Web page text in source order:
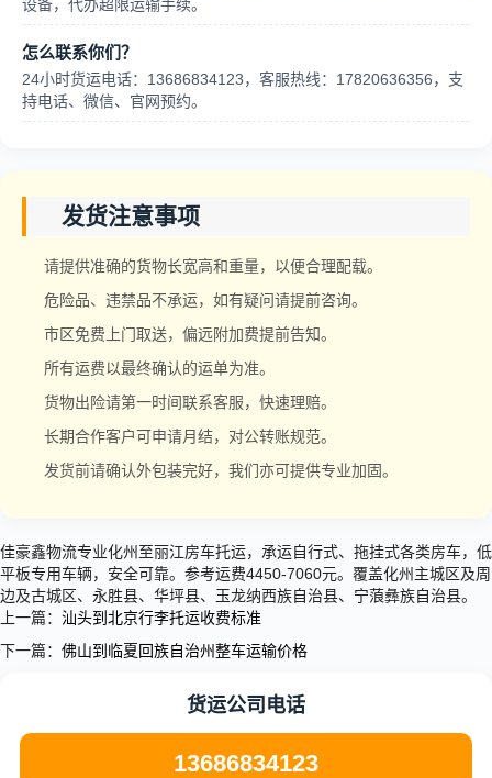
设备，代办超限运输手续。
怎么联系你们？
24小时货运电话：13686834123，客服热线：17820636356，支
持电话、微信、官网预约。
发货注意事项
请提供准确的货物长宽高和重量，以便合理配载。
危险品、违禁品不承运，如有疑问请提前咨询。
市区免费上门取送，偏远附加费提前告知。
所有运费以最终确认的运单为准。
货物出险请第一时间联系客服，快速理赔。
长期合作客户可申请月结，对公转账规范。
发货前请确认外包装完好，我们亦可提供专业加固。
佳豪鑫物流专业化州至丽江房车托运，承运自行式、拖挂式各类房车，低
平板专用车辆，安全可靠。参考运费4450-7060元。覆盖化州主城区及周
边及古城区、永胜县、华坪县、玉龙纳西族自治县、宁蒗彝族自治县。
上一篇： 汕头到北京行李托运收费标准
下一篇： 佛山到临夏回族自治州整车运输价格
货运公司电话
13686834123